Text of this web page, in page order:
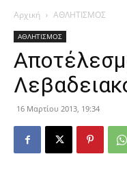
Αρχική ΑΘΛΗΤΙΣΜΟΣ
ΑΘΛΗΤΙΣΜΟΣ
16 Μαρτίου 2013, 19:34